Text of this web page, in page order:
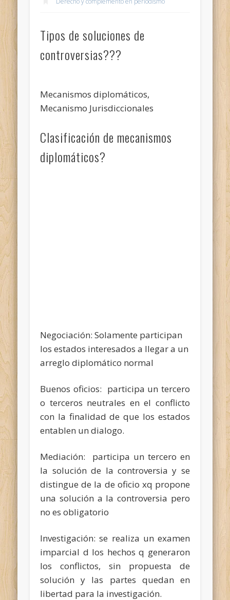
Tipos de soluciones de
controversias???
Mecanismos diplomáticos,
Mecanismo Jurisdiccionales
Clasificación de mecanismos
diplomáticos?
Negociación: Solamente participan
los estados interesados a llegar a un
arreglo diplomático normal
Buenos oficios: participa un tercero
o terceros neutrales en el conflicto
con la finalidad de que los estados
entablen un dialogo.
Mediación: participa un tercero en
la solución de la controversia y se
distingue de la de oficio xq propone
una solución a la controversia pero
no es obligatorio
Investigación: se realiza un examen
imparcial d los hechos q generaron
los conflictos, sin propuesta de
solución y las partes quedan en
libertad para la investigación.